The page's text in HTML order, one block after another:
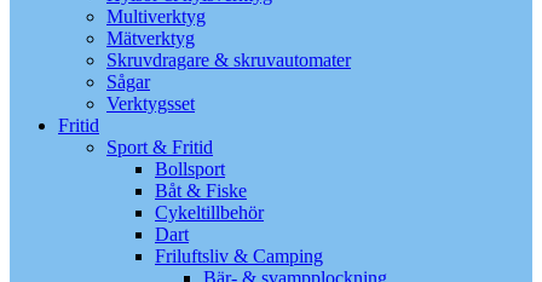
Multiverktyg
Mätverktyg
Skruvdragare & skruvautomater
Sågar
Verktygsset
Fritid
Sport & Fritid
Bollsport
Båt & Fiske
Cykeltillbehör
Dart
Friluftsliv & Camping
Bär- & svampplockning